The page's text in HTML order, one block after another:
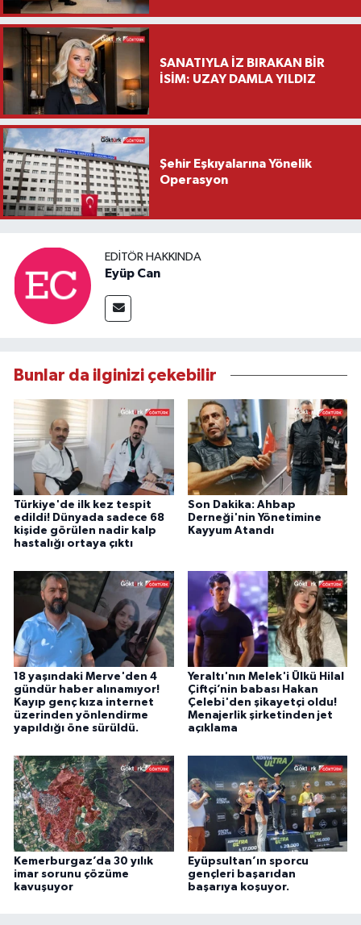
Ziyareti
SANATIYLA İZ BIRAKAN BİR
İSİM: UZAY DAMLA YILDIZ
Şehir Eşkıyalarına Yönelik
Operasyon
EDITÖR HAKKINDA
Eyüp Can
Bunlar da ilginizi çekebilir
Türkiye'de ilk kez tespit
edildi! Dünyada sadece 68
kişide görülen nadir kalp
hastalığı ortaya çıktı
Son Dakika: Ahbap
Derneği'nin Yönetimine
Kayyum Atandı
18 yaşındaki Merve'den 4
gündür haber alınamıyor!
Kayıp genç kıza internet
üzerinden yönlendirme
yapıldığı öne sürüldü.
Yeraltı'nın Melek'i Ülkü Hilal
Çiftçi’nin babası Hakan
Çelebi'den şikayetçi oldu!
Menajerlik şirketinden jet
açıklama
Kemerburgaz’da 30 yılık
imar sorunu çözüme
kavuşuyor
Eyüpsultan’ın sporcu
gençleri başarıdan
başarıya koşuyor.